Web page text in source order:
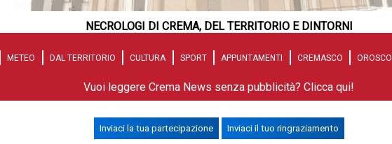
NECROLOGI DI CREMA, DEL TERRITORIO E DINTORNI
METEO DAL TERRITORIO CULTURA SPORT APPUNTAMENTI CREMASCO
Vuoi leggere Crema News senza pubblicità? Clicca qui!
Inviaci la tua partecipazione Inviaci il tuo ringraziamento